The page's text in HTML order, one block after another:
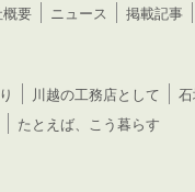
要 ニュース 掲載記事
川越の工務店として
たとえば、こう暮らす